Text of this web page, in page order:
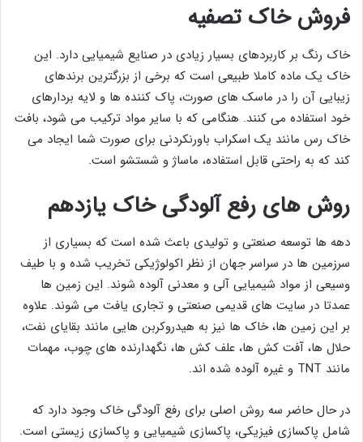
فروش خاک تصفیه
خاک رنگ بر کاربردهای بسیار زیادی در صنایع شیمیایی دارد. این
خاک یک ماده کاملا طبیعی است که برخی از بزرگترین برندهای
زیبایی آن را در ماسک ‌های صورت، پاک‌ کننده‌ ها و لایه ‌بردارهای
خود استفاده می ‌کنند. هنگامی که با سایر مواد ترکیب می شود، بافت
خاک رس مانند یک اسکراب باورنکردنی برای صورت شما ایجاد می
کند که به راحتی قابل استفاده، ماساژ و شستشو است.
روش های رفع آلودگی خاک یازدهم
دهه‌ ها توسعه صنعتی و تولیدی باعث شده است که بسیاری از
سرزمین ‌ها در سراسر جهان از نظر اکولوژیکی تخریب شده و با طیف
وسیعی از مواد شیمیایی آلی و معدنی آلوده شوند. این زمین ها
عمدتا در سایت های قدیمی صنعتی و تجاری یافت می شوند. علاوه
بر این زمین ‌ها، خاک ‌ها نیز به هیدروکربن‌ هایی مانند بقایای نفت،
حلال ‌ها، آفت ‌کش ‌ها، علف ‌کش‌ ها، نگهدارنده ‌های چوب، مهمات
مانند TNT و غیره آلوده شده ‌اند.
در حال حاضر سه روش اصلی برای رفع ‌آلودگی خاک وجود دارد که
شامل پاکسازی فیزیکی، پاکسازی شیمیایی و پاکسازی زیستی است.